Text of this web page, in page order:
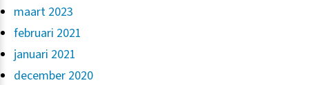
maart 2023
februari 2021
januari 2021
december 2020